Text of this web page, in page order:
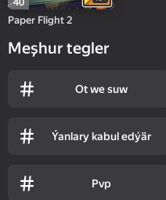
Paper Flight 2
Meşhur tegler
Ot we suw
Ýanlary kabul edýär
Pvp